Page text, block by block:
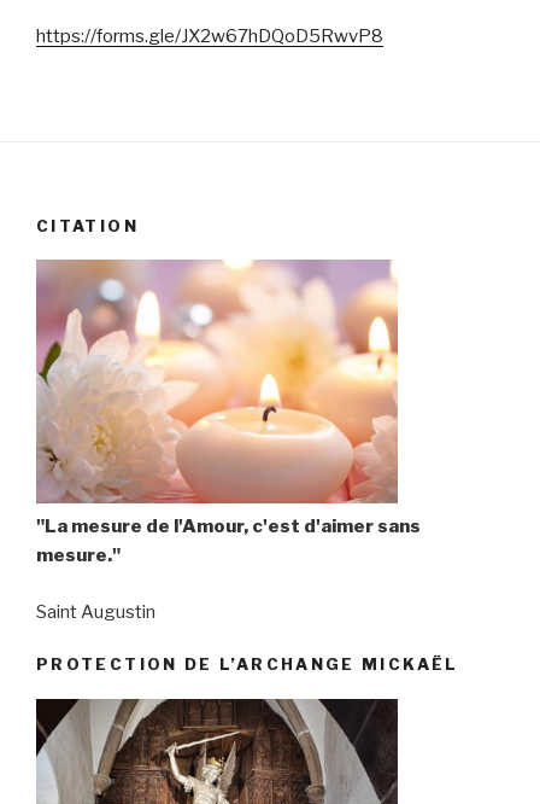
https://forms.gle/JX2w67hDQoD5RwvP8
CITATION
"La mesure de l'Amour, c'est d'aimer sans
mesure."
Saint Augustin
PROTECTION DE L’ARCHANGE MICKAËL